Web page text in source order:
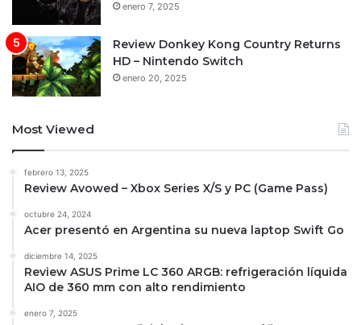
enero 7, 2025
Review Donkey Kong Country Returns
HD – Nintendo Switch
enero 20, 2025
Most Viewed
febrero 13, 2025
Review Avowed – Xbox Series X/S y PC (Game Pass)
octubre 24, 2024
Acer presentó en Argentina su nueva laptop Swift Go
diciembre 14, 2025
Review ASUS Prime LC 360 ARGB: refrigeración líquida
AIO de 360 mm con alto rendimiento
enero 7, 2025